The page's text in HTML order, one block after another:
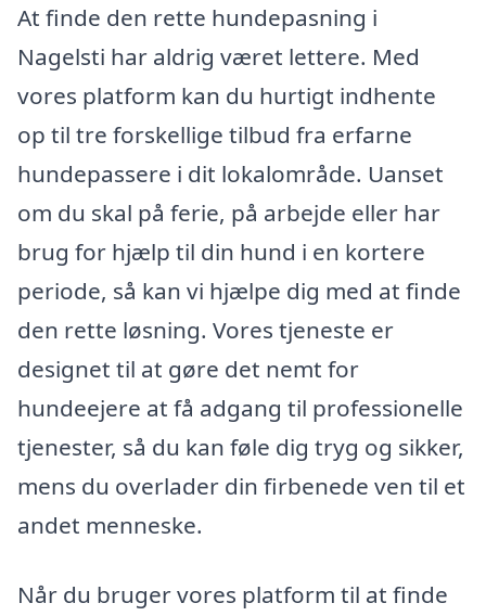
At finde den rette hundepasning i
Nagelsti har aldrig været lettere. Med
vores platform kan du hurtigt indhente
op til tre forskellige tilbud fra erfarne
hundepassere i dit lokalområde. Uanset
om du skal på ferie, på arbejde eller har
brug for hjælp til din hund i en kortere
periode, så kan vi hjælpe dig med at finde
den rette løsning. Vores tjeneste er
designet til at gøre det nemt for
hundeejere at få adgang til professionelle
tjenester, så du kan føle dig tryg og sikker,
mens du overlader din firbenede ven til et
andet menneske.
Når du bruger vores platform til at finde